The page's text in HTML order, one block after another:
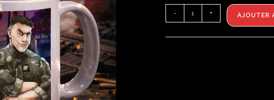
- + AJOUTER